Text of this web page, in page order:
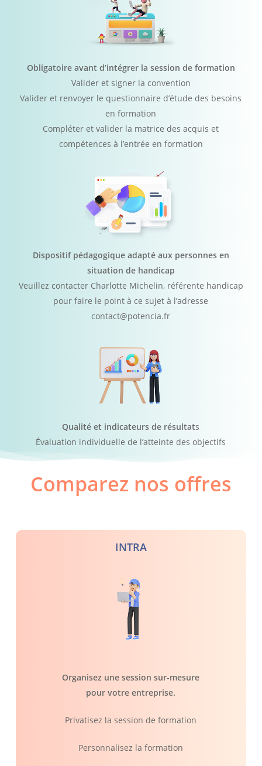
Obligatoire avant d’intégrer la session de formation
Valider et signer la convention
Valider et renvoyer le questionnaire d’étude des besoins
en formation
Compléter et valider la matrice des acquis et
compétences à l’entrée en formation
Dispositif pédagogique adapté aux personnes en
situation de handicap
Veuillez contacter Charlotte Michelin, référente handicap
pour faire le point à ce sujet à l’adresse
contact@potencia.fr
Qualité et indicateurs de résultats
Évaluation individuelle de l’atteinte des objectifs
Comparez nos offres
INTRA
Organisez une session sur-mesure
pour votre entreprise.
Privatisez la session de formation
Personnalisez la formation